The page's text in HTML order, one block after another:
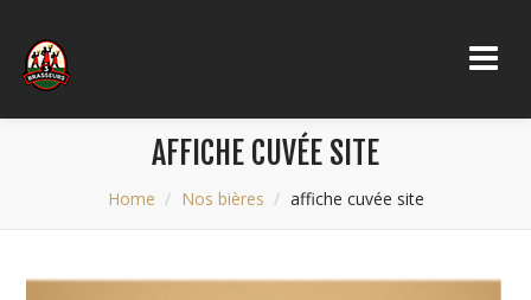
AFFICHE CUVÉE SITE
Home Nos bières affiche cuvée site